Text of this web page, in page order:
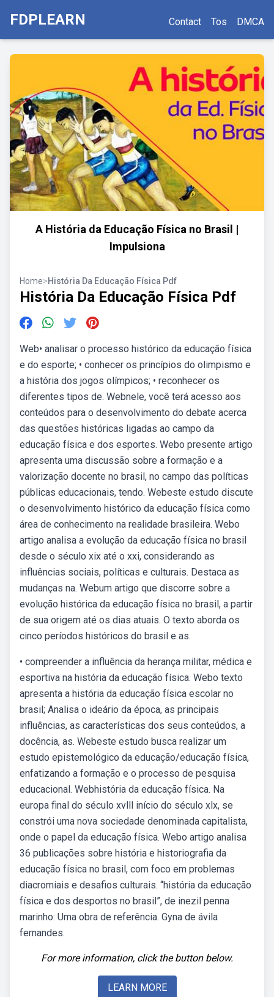
FDPLEARN Contact Tos DMCA
A História da Educação Física no Brasil |
Impulsiona
Home>História Da Educação Física Pdf
História Da Educação Física Pdf
Web• analisar o processo histórico da educação física
e do esporte; • conhecer os princípios do olimpismo e
a história dos jogos olímpicos; • reconhecer os
diferentes tipos de. Webnele, você terá acesso aos
conteúdos para o desenvolvimento do debate acerca
das questões históricas ligadas ao campo da
educação física e dos esportes. Webo presente artigo
apresenta uma discussão sobre a formação e a
valorização docente no brasil, no campo das políticas
públicas educacionais, tendo. Webeste estudo discute
o desenvolvimento histórico da educação física como
área de conhecimento na realidade brasileira. Webo
artigo analisa a evolução da educação física no brasil
desde o século xix até o xxi, considerando as
influências sociais, políticas e culturais. Destaca as
mudanças na. Webum artigo que discorre sobre a
evolução histórica da educação física no brasil, a partir
de sua origem até os dias atuais. O texto aborda os
cinco períodos históricos do brasil e as.
• compreender a influência da herança militar, médica e
esportiva na história da educação física. Webo texto
apresenta a história da educação física escolar no
brasil; Analisa o ideário da época, as principais
influências, as características dos seus conteúdos, a
docência, as. Webeste estudo busca realizar um
estudo epistemológico da educação/educação física,
enfatizando a formação e o processo de pesquisa
educacional. Webhistória da educação física. Na
europa final do século xvlll início do século xlx, se
constrói uma nova sociedade denominada capitalista,
onde o papel da educação física. Webo artigo analisa
36 publicações sobre história e historiografia da
educação física no brasil, com foco em problemas
diacromiais e desafios culturais. “história da educação
física e dos desportos no brasil”, de inezil penna
marinho: Uma obra de referência. Gyna de ávila
fernandes.
For more information, click the button below.
LEARN MORE